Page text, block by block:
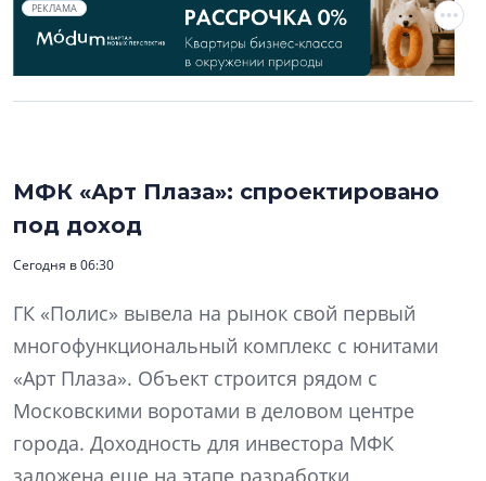
РЕКЛАМА
МФК «Арт Плаза»: спроектировано
под доход
Сегодня в 06:30
ГК «Полис» вывела на рынок свой первый
многофункциональный комплекс с юнитами
«Арт Плаза». Объект строится рядом с
Московскими воротами в деловом центре
города. Доходность для инвестора МФК